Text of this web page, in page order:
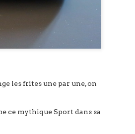
les frites une par une, on
ce mythique Sport dans sa